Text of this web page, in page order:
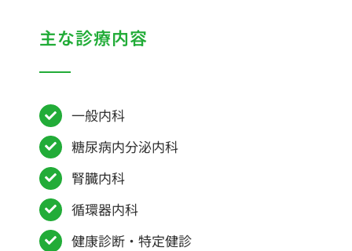
主な診療内容
一般内科
糖尿病内分泌内科
腎臓内科
循環器内科
健康診断・特定健診